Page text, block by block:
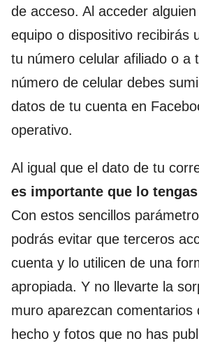
de acceso. Al acceder
equipo o dispositivo recibirás
tu número celular afiliado o a
número de celular debes
datos de tu cuenta en
operativo.
Al igual que el dato de tu
es importante que lo
Con estos sencillos
podrás evitar que terceros
cuenta y lo utilicen de una
apropiada. Y no llevarte la
muro aparezcan comentarios
hecho y fotos que no has